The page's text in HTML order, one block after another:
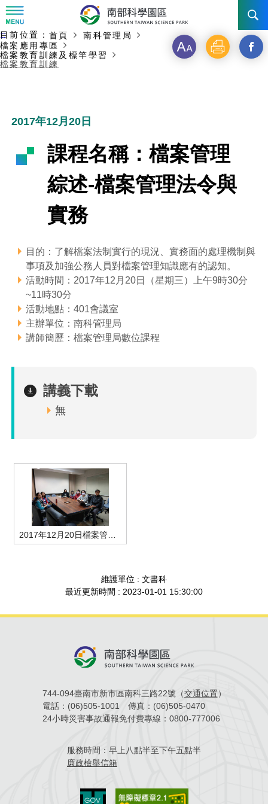
訊息公告
徵才公告
招標資訊
園區電子看板專區
大事紀
局長小檔案
局長電子信箱
機關組織
組織法
組織架構
組織職掌
管理局位置
施政主軸
年度工作展望
國家科學及技術委員會重大政策
廉政園地
工作職掌與聯絡管道
廉政反貪、防貪專區
廉政資訊
公職人員及關係人補助交易身分關係公開專區
獲獎記錄
檔案應用專區
檔案應用服務須知
檔案應用及宣導活動
檔案管理局相關連結
WebMail(新)
簡介
競爭優勢
土地規劃
水電供應
園區土地廠房宿舍出租資訊
園區資源再生中心
污水處理廠
高雄園區
簡介
競爭優勢
土地規劃
水電供應
園區土地廠房宿舍出租資訊
污水處理廠
橋頭園區
簡介
競爭優勢
土地規劃
水電供應
園區土地廠房宿舍出租資訊
新設園區
交通資訊
機構及廠商名錄
廠商名錄
園區公會資訊
育成中心
文化藝術
南科新港堂
園區宿舍簡介
南科實中
人文景觀地圖
南科AI_ROBOT自造基地
永續園區
永續LOHAS綠色園區
生態資產
「沙崙生態科學園區生態保育協作平台」公開資訊
網站
申辦案件處理時限
投資業務
工商業務
環保管理
建築管理
營建管理
電子公文交換
園區事業管理費
土地及廠房租賃
宿舍租金費用
科學園區廠商服務網
園區課程及獎補助計畫
園區培訓課程
敦親睦鄰經費補助
園區參訪申請
主要內容開始
:::
目前位置： 首頁
南科管理局
檔案應用專區
檔案教育訓練及標竿學習
檔案教育訓練
字 列 另
2017年12月20日
課程名稱：檔案管理
綜述-檔案管理法令與
實務
目的：了解檔案法制實行的現況、實務面的處理機制與
事項及加強公務人員對檔案管理知識應有的認知。
活動時間：2017年12月20日（星期三）上午9時30分
~11時30分
活動地點：401會議室
主辦單位：南科管理局
講師簡歷：檔案管理局數位課程
講義下載
無
維護單位 : 文書科
最近更新時間 : 2023-01-01 15:30:00
744-094臺南市新市區南科三路22號（交通位置）
電話： (06)505-1001 傳真： (06)505-0470
24小時災害事故通報免付費專線： 0800-777006
服務時間： 早上八點半至下午五點半
廉政檢舉信箱